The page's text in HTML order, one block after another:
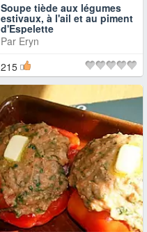
Soupe tiède aux légumes
estivaux, à l'ail et au piment
d'Espelette
Par Eryn
215